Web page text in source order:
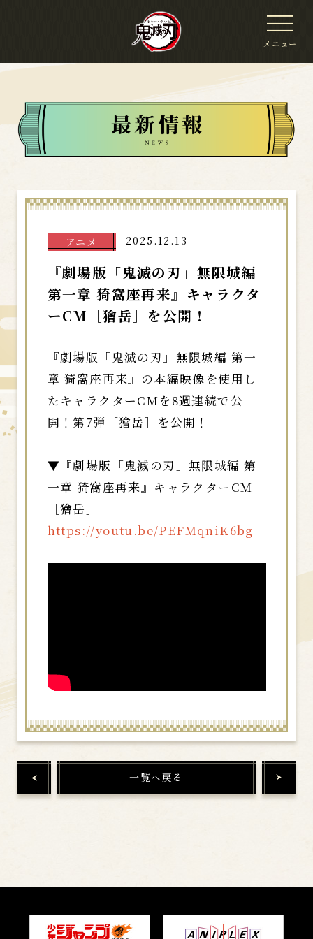
メニュー
アニメ 2025.12.13
『劇場版「鬼滅の刃」無限城編
第一章 猗窩座再来』キャラクタ
ーCM［獪岳］を公開！
『劇場版「鬼滅の刃」無限城編 第一
章 猗窩座再来』の本編映像を使用し
たキャラクターCMを8週連続で公
開！第7弾［獪岳］を公開！
▼『劇場版「鬼滅の刃」無限城編 第
一章 猗窩座再来』キャラクターCM
［獪岳］
https://youtu.be/PEFMqniK6bg
一覧へ戻る